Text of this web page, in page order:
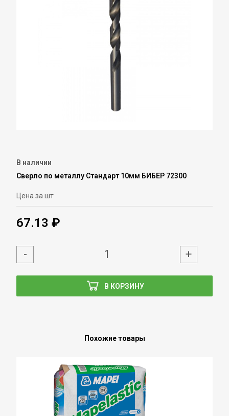
В наличии
Сверло по металлу Стандарт 10мм БИБЕР 72300
Цена за шт
67.13 ₽
В КОРЗИНУ
- +
Похожие товары